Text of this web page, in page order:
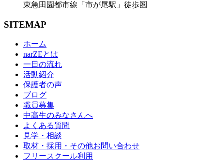
東急田園都市線「市が尾駅」徒歩圏
SITEMAP
ホーム
narZEとは
一日の流れ
活動紹介
保護者の声
ブログ
職員募集
中高生のみなさんへ
よくある質問
見学・相談
取材・採用・その他お問い合わせ
フリースクール利用